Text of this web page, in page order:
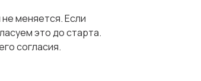
меняется. Если
это до старта.
согласия.